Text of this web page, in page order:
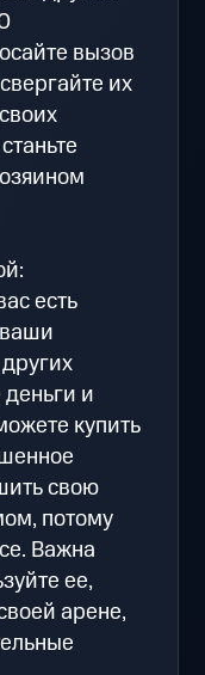
вызов
их
есть
и
купить
свою
потому
Важна
ее,
арене,